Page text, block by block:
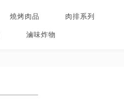
燒烤肉品 肉排系列
滷味炸物